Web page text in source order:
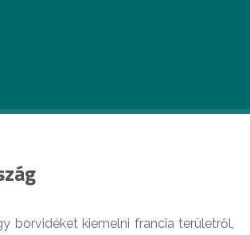
borvidéket kiemelni francia területről,